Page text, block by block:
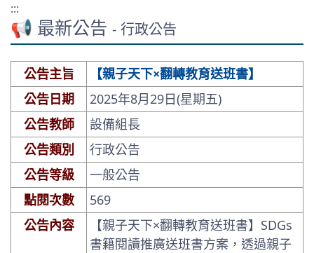
:::
📢 最新公告 - 行政公告
公告主旨
【親子天下×翻轉教育送班書】
公告日期
2025年8月29日(星期五)
公告教師
設備組長
公告類別
行政公告
公告等級
一般公告
點閱次數
569
公告內容
【親子天下×翻轉教育送班書】SDGs
書籍閱讀推廣送班書方案，透過親子